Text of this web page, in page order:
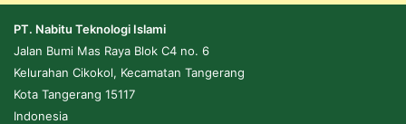
PT. Nabitu Teknologi Islami
Jalan Bumi Mas Raya Blok C4 no. 6
Kelurahan Cikokol, Kecamatan Tangerang
Kota Tangerang 15117
Indonesia